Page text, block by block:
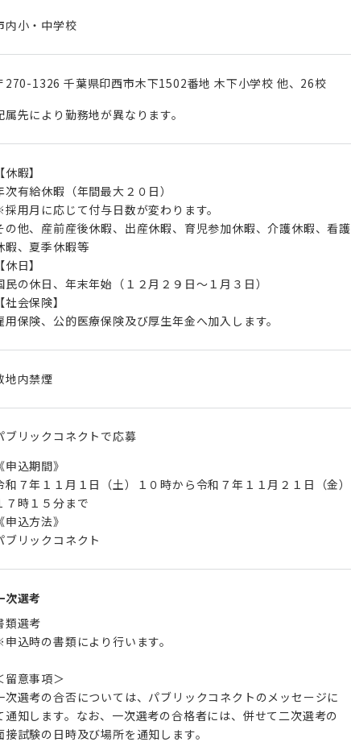
内小・中学校
270-1326 千葉県印西市木下1502番地 木下小学校 他、26校
属先により勤務地が異なります。
【休暇】
次有給休暇（年間最大２０日）
用月に応じて付与日数が変わります。
の他、産前産後休暇、出産休暇、育児参加休暇、介護休暇、看護
暇、夏季休暇等
【休日】
民の休日、年末年始（１２月２９日～１月３日）
【社会保険】
用保険、公的医療保険及び厚生年金へ加入します。
地内禁煙
ブリックコネクトで応募
《申込期間》
和７年１１月１日（土）１０時から令和７年１１月２１日（金）
７時１５分まで
《申込方法》
ブリックコネクト
次選考
類選考
込時の書類により行います。
留意事項＞
次選考の合否については、パブリックコネクトのメッセージに
通知します。なお、一次選考の合格者には、併せて二次選考の
接試験の日時及び場所を通知します。